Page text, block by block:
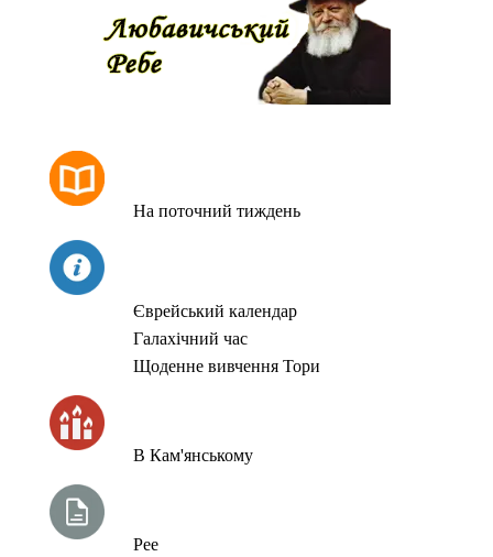
На поточний тиждень
Єврейський календар
Галахічний час
Щоденне вивчення Тори
В Кам'янському
Рее